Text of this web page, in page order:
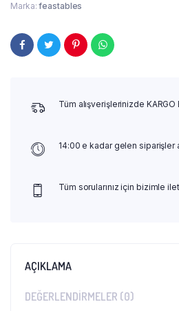
Marka:feastables
Tüm alışverişlerinizde KARGO
14:00 e kadar gelen siparişler
Tüm sorularınız için bizimle
AÇIKLAMA
DEĞERLENDIRMELER (0)